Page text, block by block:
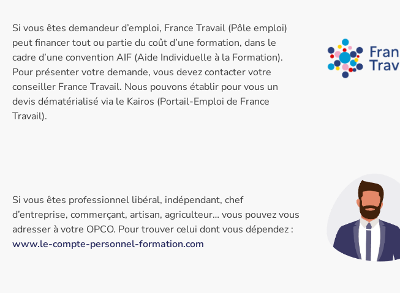
Si vous êtes demandeur d’emploi, France Travail (Pôle emploi)
peut financer tout ou partie du coût d’une formation, dans le
cadre d’une convention AIF (Aide Individuelle à la Formation).
Pour présenter votre demande, vous devez contacter votre
conseiller France Travail. Nous pouvons établir pour vous un
devis dématérialisé via le Kairos (Portail-Emploi de France
Travail).
Si vous êtes professionnel libéral, indépendant, chef
d’entreprise, commerçant, artisan, agriculteur… vous pouvez vous
adresser à votre OPCO. Pour trouver celui dont vous dépendez :
www.le-compte-personnel-formation.com